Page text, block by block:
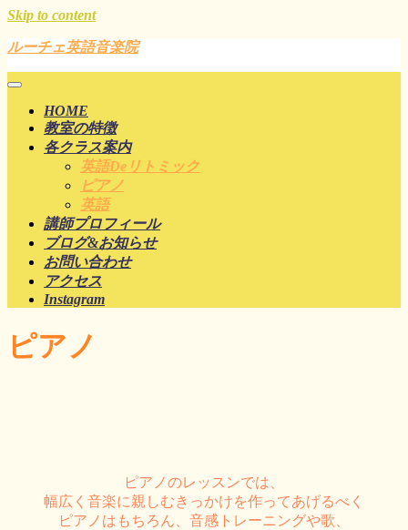
Skip to content
ルーチェ英語音楽院
HOME
教室の特徴
各クラス案内
英語deリトミック
ピアノ
英語
講師プロフィール
ブログ&お知らせ
お問い合わせ
アクセス
Instagram
ピアノ
ピアノのレッスンでは、
幅広く音楽に親しむきっかけを作ってあげるべく
ピアノはもちろん、音感トレーニングや歌、